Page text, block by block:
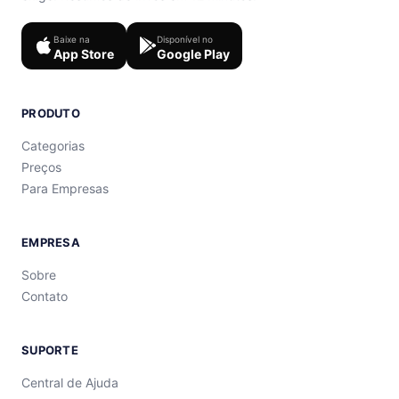
Baixe na
App Store
Disponível no
Google Play
PRODUTO
Categorias
Preços
Para Empresas
EMPRESA
Sobre
Contato
SUPORTE
Central de Ajuda